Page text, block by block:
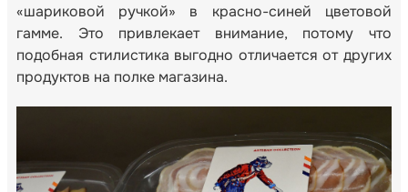
«шариковой ручкой» в красно-синей цветовой
гамме. Это привлекает внимание, потому что
подобная стилистика выгодно отличается от других
продуктов на полке магазина.